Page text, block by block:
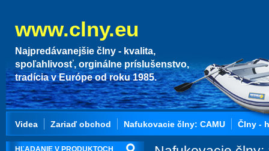
www.clny.eu
Najpredávanejšie člny - kvalita,
spoľahlivosť, orginálne príslušenstvo,
tradícia v Európe od roku 1985.
HĽADANIE V PRODUKTOCH
Videa Zariaď obchod Nafukovacie člny: CAMU Člny -